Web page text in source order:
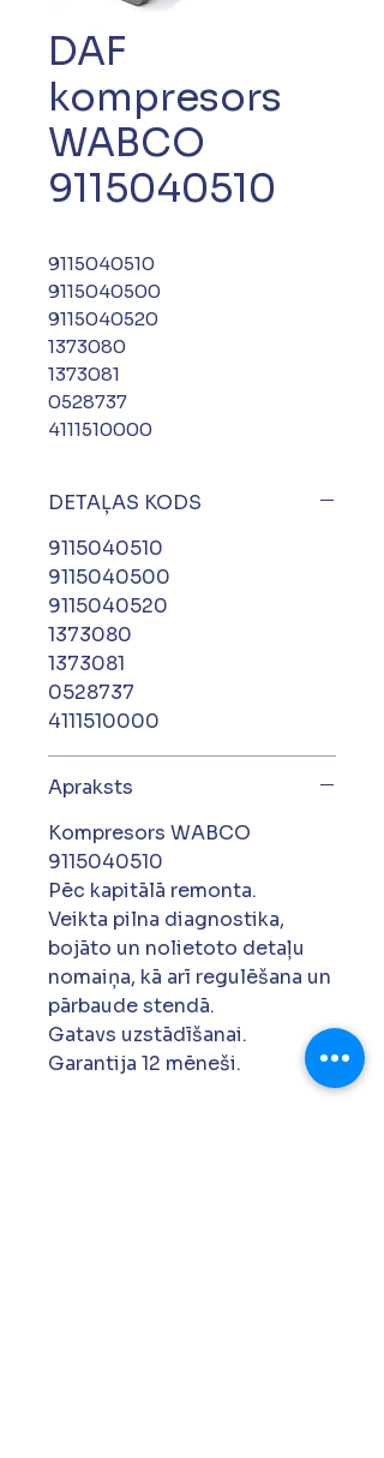
DAF
kompresors
WABCO
9115040510
9115040510
9115040500
9115040520
1373080
1373081
0528737
4111510000
DETAĻAS KODS
9115040510
9115040500
9115040520
1373080
1373081
0528737
4111510000
Apraksts
Kompresors WABCO
9115040510
Pēc kapitālā remonta.
Veikta pilna diagnostika,
bojāto un nolietoto detaļu
nomaiņa, kā arī regulēšana un
pārbaude stendā.
Gatavs uzstādīšanai.
Garantija 12 mēneši.